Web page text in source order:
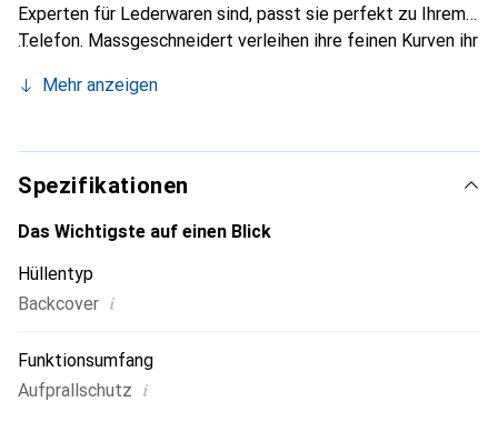
Experten für Lederwaren sind, passt sie perfekt zu Ihrem
Telefon. Massgeschneidert verleihen ihre feinen Kurven ihr
unverzichtbaren Accessoire Ihres Smartphones.
die Marke Noreve eine sichere Wahl für eine
anspruchsvolle Kundschaft.
Mehr anzeigen
Spezifikationen
Das Wichtigste auf einen Blick
Hüllentyp
Backcover i
Funktionsumfang
Aufprallschutz i